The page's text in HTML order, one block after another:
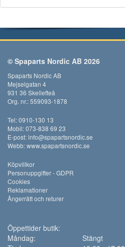
© Spaparts Nordic AB 2026
Spaparts Nordic AB
Mejselgatan 4
931 36 Skellefteå
Org. nr.: 559093-1878
Tel: 0910-130 13
Mobil: 073-838 69 23
E-post:info@spapartsnordic.se
Webb:www.spapartsnordic.se
Köpvillkor
Personuppgifter - GDPR
Cookies
Reklamationer
Ångerrätt och returer
Öppettider butik:
Måndag:
Stängt